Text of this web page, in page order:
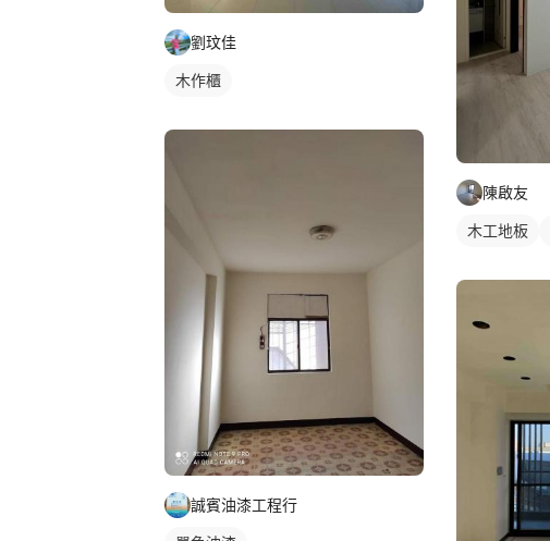
劉玟佳
木作櫃
誠賓油漆工程行
陳啟友
木工地板